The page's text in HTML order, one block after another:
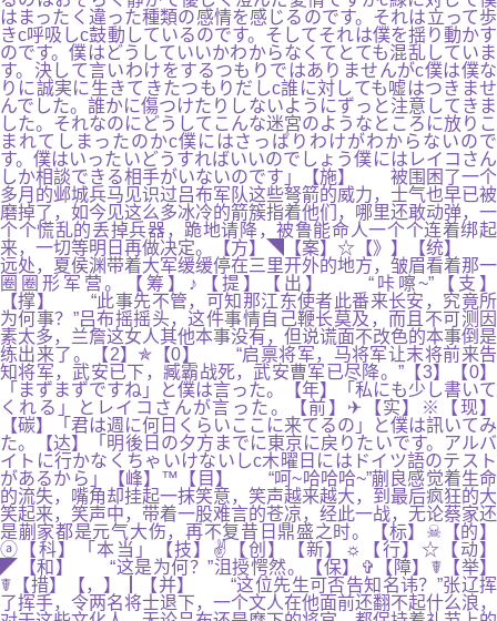
はまったく違った種類の感情を感じるのです。それは立って歩
きc呼吸しc鼓動しているのです。そしてそれは僕を揺り動かす
のです。僕はどうしていいかわからなくてとても混乱していま
す。決して言いわけをするつもりではありませんがc僕は僕な
りに誠実に生きてきたつもりだしc誰に対しても嘘はつきませ
んでした。誰かに傷つけたりしないようにずっと注意してきま
した。それなのにどうしてこんな迷宮のようなところに放りこ
まれてしまったのかc僕にはさっぱりわけがわからないので
す。僕はいったいどうすればいいのでしょう僕にはレイコさん
しか相談できる相手がいないのです」【施】 被围困了一个
多月的邺城兵马见识过吕布军队这些弩箭的威力，士气也早已被
磨掉了，如今见这么多冰冷的箭簇指着他们，哪里还敢动弹，一
个个慌乱的丢掉兵器，跪地请降，被鲁能命人一个个连着绑起
来，一切等明日再做决定。【方】◥【案】☆【》】【统】
远处，夏侯渊带着大军缓缓停在三里开外的地方，皱眉看着那一
圈圈形军营。【筹】♪【提】【出】 “咔嚓~”【支】
【撑】 “此事先不管，可知那江东使者此番来长安，究竟所
为何事？”吕布摇摇头，这件事情自己鞭长莫及，而且不可测因
素太多，兰詹这女人其他本事没有，但说谎面不改色的本事倒是
练出来了。【2】✯【0】 “启禀将军，马将军让末将前来告
知将军，武安已下，臧霸战死，武安曹军已尽降。”【3】【0】
「まずまずですね」と僕は言った。【年】「私にも少し書いて
くれる」とレイコさんが言った。【前】✈【实】※【现】
【碳】「君は週に何日くらいここに来てるの」と僕は訊いてみ
た。【达】「明後日の夕方までに東京に戻りたいです。アルバ
イトに行かなくちゃいけないしc木曜日にはドイツ語のテスト
があるから」【峰】™【目】 “呵~哈哈哈~”蒯良感觉着生命
的流失，嘴角却挂起一抹笑意，笑声越来越大，到最后疯狂的大
笑起来，笑声中，带着一股难言的苍凉，经此一战，无论蔡家还
是蒯家都是元气大伤，再不复昔日鼎盛之时。【标】☠【的】
ⓐ【科】「本当」【技】✌【创】【新】☼【行】☆【动】
◤【和】 “这是为何？”沮授愕然。【保】✞【障】☤【举】
☤【措】【，】┃【并】 “这位先生可否告知名讳？”张辽挥
了挥手，令两名将士退下，一个文人在他面前还翻不起什么浪，